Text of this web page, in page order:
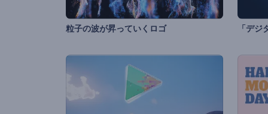
粒子の波が昇っていくロゴ